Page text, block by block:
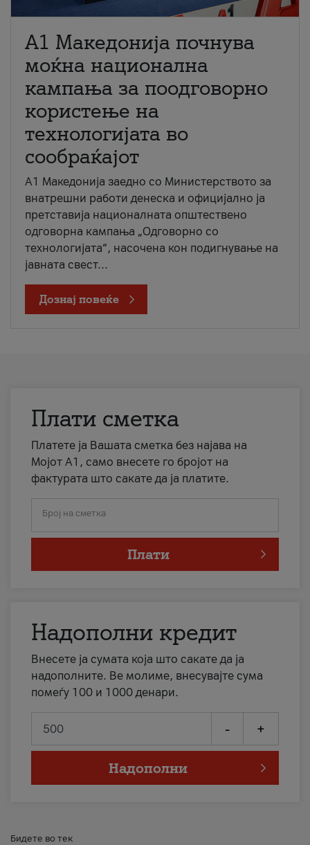
A1 Македонија почнува
моќна национална
кампања за поодговорно
користење на
технологијата во
сообраќајот
A1 Македонија заедно со Министерството за
внатрешни работи денеска и официјално ја
претставија националната општествено
одговорна кампања „Одговорно со
технологијата“, насочена кон подигнување на
јавната свест...
Дознај повеќе
Плати сметка
Платете ја Вашата сметка без најава на
Мојот А1, само внесете го бројот на
фактурата што сакате да ја платите.
Број на сметка
Плати
Надополни кредит
Внесете ја сумата која што сакате да ја
надополните. Ве молиме, внесувајте сума
помеѓу 100 и 1000 денари.
- +
Надополни
Бидете во тек